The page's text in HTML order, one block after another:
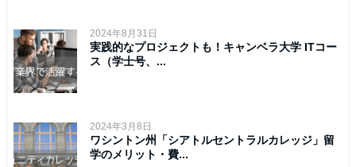
2024年8月31日
実践的なプロジェクトも！キャンベラ大学 ITコー
ス（学士号、...
2024年3月8日
ワシントン州「シアトルセントラルカレッジ」留
学のメリット・費...